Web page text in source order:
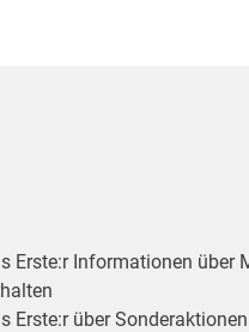
Erste:r Informationen über
Erste:r über